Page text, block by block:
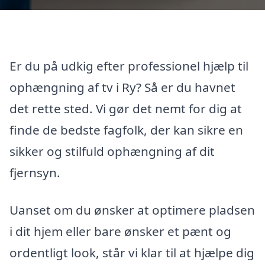
Er du på udkig efter professionel hjælp til
ophængning af tv i Ry? Så er du havnet
det rette sted. Vi gør det nemt for dig at
finde de bedste fagfolk, der kan sikre en
sikker og stilfuld ophængning af dit
fjernsyn.
Uanset om du ønsker at optimere pladsen
i dit hjem eller bare ønsker et pænt og
ordentligt look, står vi klar til at hjælpe dig